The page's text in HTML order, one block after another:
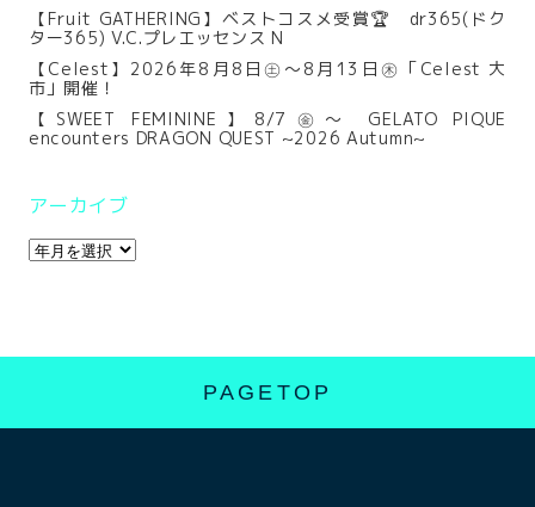
【Fruit GATHERING】ベストコスメ受賞🏆 dr365(ドク
ター365) V.C.プレエッセンス N
【Celest】2026年8月8日㊏～8月13日㊍「Celest 大
市」開催！
【SWEET FEMININE】8/7㊎～ GELATO PIQUE
encounters DRAGON QUEST ~2026 Autumn~
アーカイブ
PAGETOP